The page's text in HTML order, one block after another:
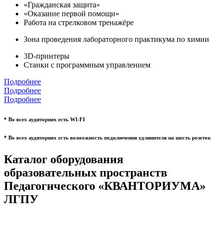
«Гражданская защита»
«Оказание первой помощи»
Работа на стрелковом тренажёре
Зона проведения лабораторного практикума по химии
3D-принтеры
Станки с программным управлением
Подробнее
Подробнее
Подробнее
* Во всех аудиториях есть WI-FI
* Во всех аудиториях есть возможность подключения удлинителя на шесть розеток
Каталог оборудования
образовательных пространств
Педагогического «КВАНТОРИУМА»
ЛГПУ